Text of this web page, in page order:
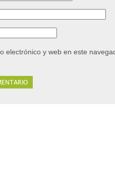
electrónico y web en este